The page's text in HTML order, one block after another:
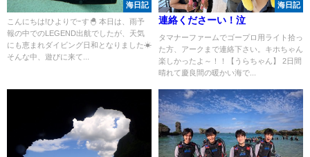
海日記
こんにちは!ひよりでｰす🐣 本日は、雨予
報の中でのLEGEND出航でしたが、天気
にも恵まれダイビング日和となりました☀
そんな中、遊びに来て...
海日記
連絡くださーい！泣
タマナーファームでゴープロ用ライト拾っ
た方、アークまで連絡下さい。キホちゃん
楽しかったよ～！！【うらちゃん】 2日間
晴れて慶良間の暖かい海で...